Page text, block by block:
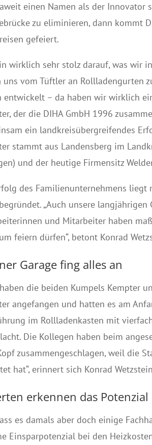
einen Namen als der Innovator
zu eliminieren, dann kommt
gefeiert.
wirklich sehr stolz darauf, was wir
uns vom Tüftler an Rollladengurten
entwickelt – da haben wir wirklich
der die DIHA GmbH 1996
ein landkreisübergreifendes
stammt aus Landensberg im
und der heutige Firmensitz
des Familienunternehmens
„Auch unsere
und Mitarbeiter haben
feiern dürfen“, betont Konrad
Garage fing alles an
die beiden Kumpels Kempter
angefangen und hatten es am
im Rollladenkasten mit
Die Kollegen haben beim
zusammengeschlagen, weil die
hat“, erinnert sich Konrad
erkennen das Potenzial
es damals aber doch einige
Einsparpotenzial bei den